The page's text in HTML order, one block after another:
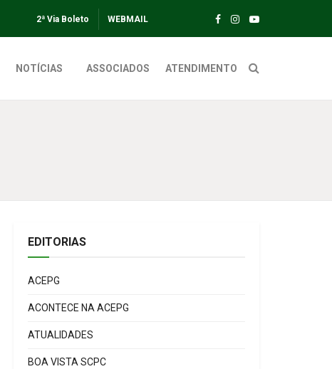
2ª Via Boleto WEBMAIL
NOTÍCIAS ASSOCIADOS ATENDIMENTO
EDITORIAS
ACEPG
ACONTECE NA ACEPG
ATUALIDADES
BOA VISTA SCPC